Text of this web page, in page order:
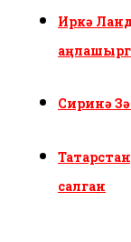
Иркә
Сиринә
салган